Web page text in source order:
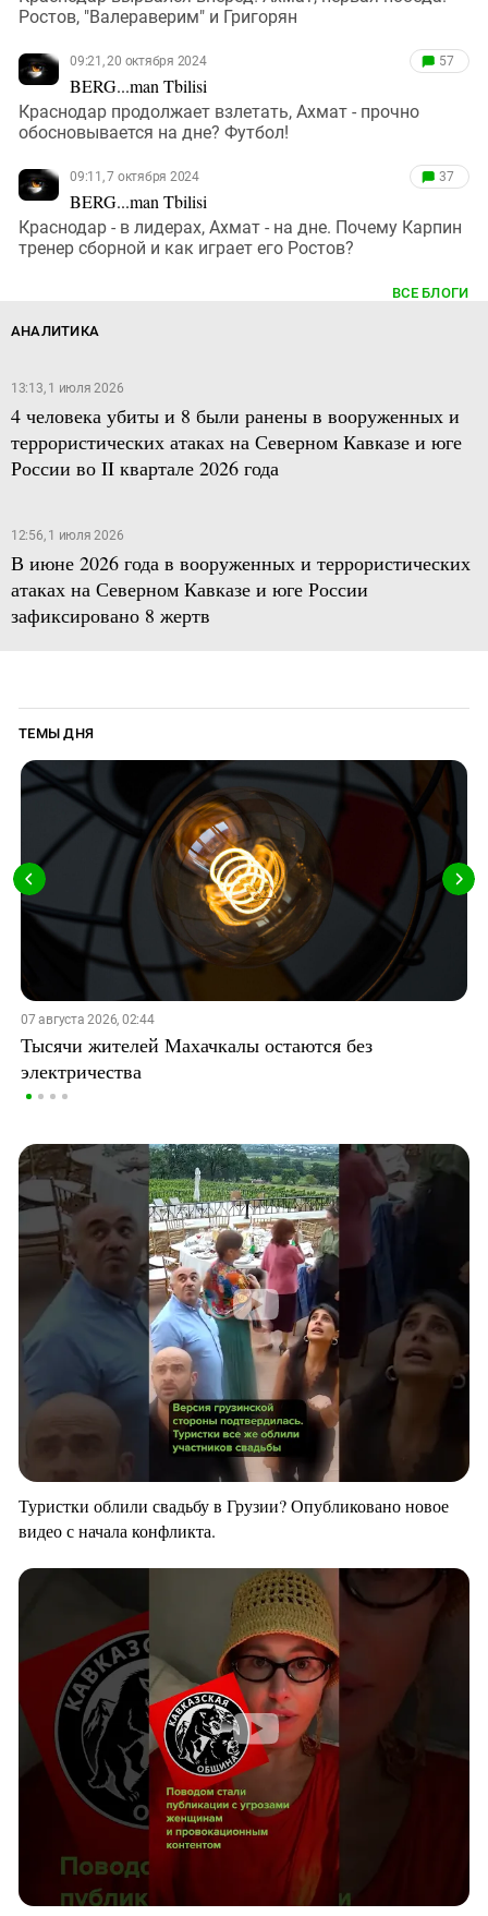
Ростов, "Валераверим" и Григорян
09:21, 20 октября 2024
BERG...man Tbilisi
57
Краснодар продолжает взлетать, Ахмат - прочно
обосновывается на дне? Футбол!
09:11, 7 октября 2024
BERG...man Tbilisi
37
Краснодар - в лидерах, Ахмат - на дне. Почему Карпин
тренер сборной и как играет его Ростов?
ВСЕ БЛОГИ
АНАЛИТИКА
13:13, 1 июля 2026
4 человека убиты и 8 были ранены в вооруженных и
террористических атаках на Северном Кавказе и юге
России во II квартале 2026 года
12:56, 1 июля 2026
В июне 2026 года в вооруженных и террористических
атаках на Северном Кавказе и юге России
зафиксировано 8 жертв
ТЕМЫ ДНЯ
07 августа 2026, 02:44
Тысячи жителей Махачкалы остаются без
электричества
Туристки облили свадьбу в Грузии? Опубликовано новое
видео с начала конфликта.